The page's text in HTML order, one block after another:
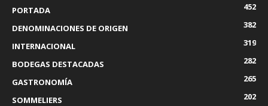
PORTADA
452
DENOMINACIONES DE ORIGEN
382
INTERNACIONAL
319
BODEGAS DESTACADAS
282
GASTRONOMÍA
265
SOMMELIERS
202